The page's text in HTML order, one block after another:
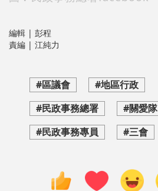
編輯 | 彭程
責編 | 江純力
#區議會
#地區行政
#民政事務總署
#關愛隊
#民政事務專員
#三會